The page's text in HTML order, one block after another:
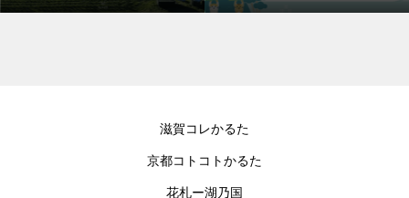
滋賀コレかるた
京都コトコトかるた
花札ー湖乃国